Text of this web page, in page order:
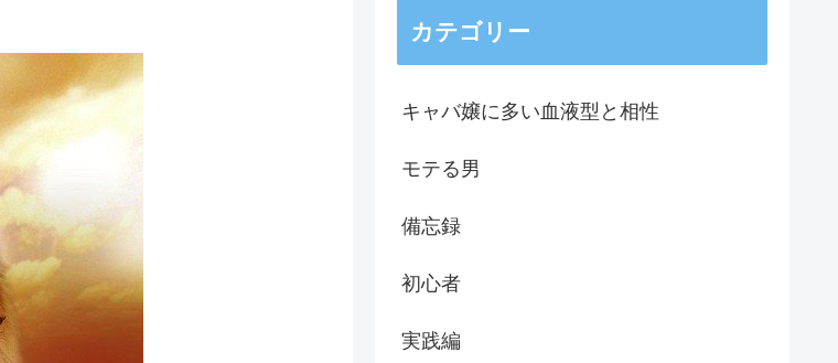
カテゴリー
キャバ嬢に多い血液型と相性
モテる男
備忘録
初心者
実践編